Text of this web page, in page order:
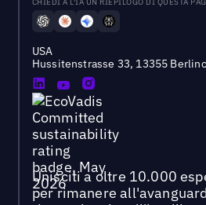
CHIEDI A L'IA UN RIEPILOGO DI QUESTA
USA
Hussitenstrasse 33, 13355
Unisciti a oltre 10.000
per rimanere